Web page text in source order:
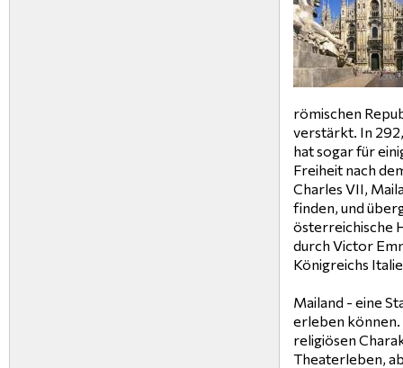
römischen
verstärkt. In
hat sogar für
Freiheit nach
Charles VII,
finden, und
österreichische
durch Victor
Königreichs
Mailand - eine
erleben können.
religiösen
Theaterleben,